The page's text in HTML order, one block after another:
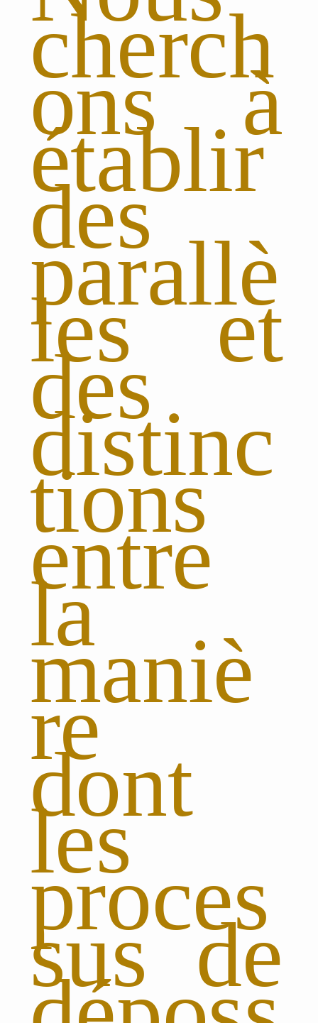
cherch
ons à
établir
des
parallè
les et
des
distinc
tions
entre
la
maniè
re
dont
les
proces
sus de